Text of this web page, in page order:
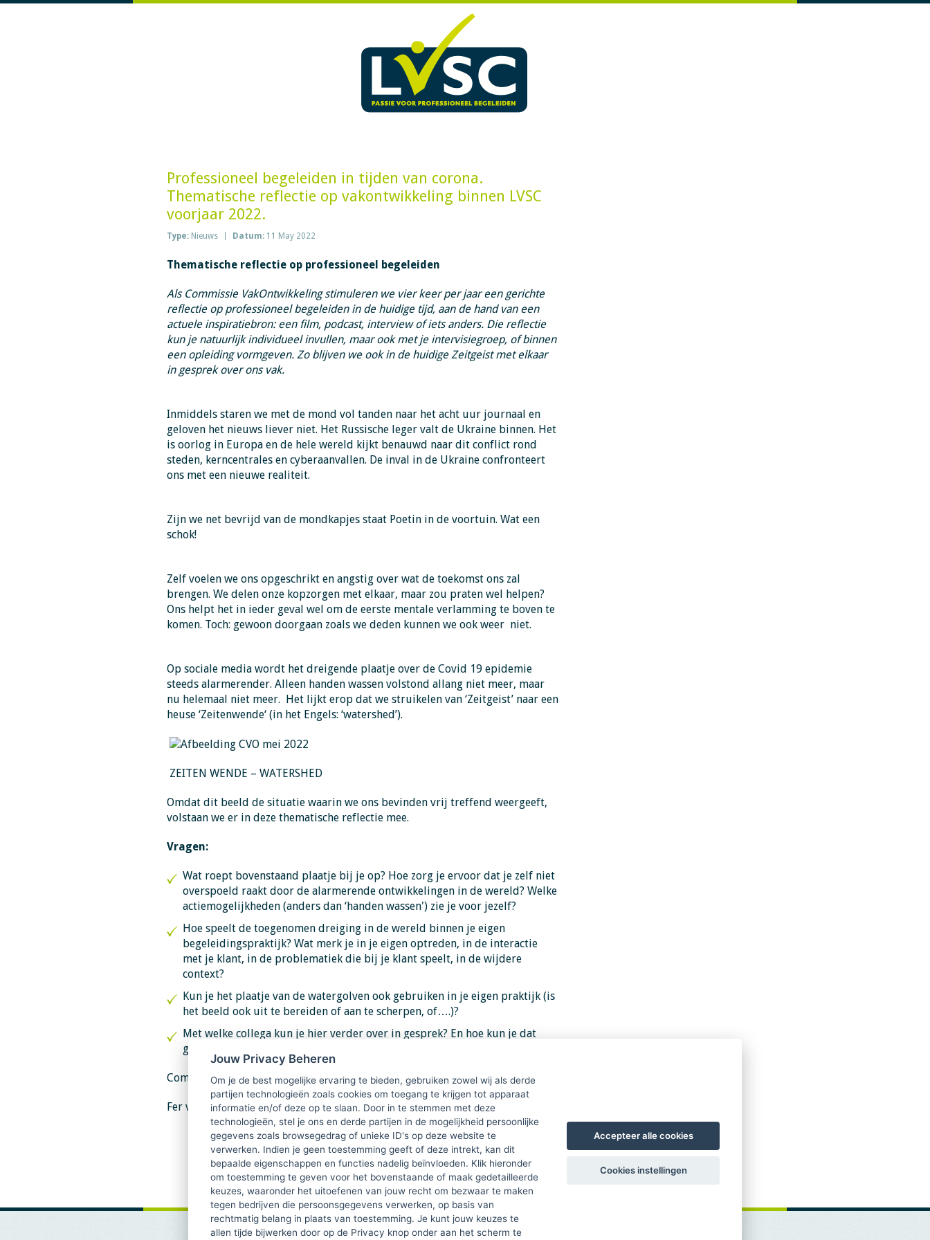
Professioneel begeleiden in tijden van corona.
Thematische reflectie op vakontwikkeling binnen LVSC
voorjaar 2022.
Type: Nieuws Datum: 11 May 2022
Thematische reflectie op professioneel begeleiden
Als Commissie VakOntwikkeling stimuleren we vier keer per jaar een gerichte
reflectie op professioneel begeleiden in de huidige tijd, aan de hand van een
actuele inspiratiebron: een film, podcast, interview of iets anders. Die reflectie
kun je natuurlijk individueel invullen, maar ook met je intervisiegroep, of binnen
een opleiding vormgeven. Zo blijven we ook in de huidige Zeitgeist met elkaar
in gesprek over ons vak.
Inmiddels staren we met de mond vol tanden naar het acht uur journaal en
geloven het nieuws liever niet. Het Russische leger valt de Ukraine binnen. Het
is oorlog in Europa en de hele wereld kijkt benauwd naar dit conflict rond
steden, kerncentrales en cyberaanvallen. De inval in de Ukraine confronteert
ons met een nieuwe realiteit.
Zijn we net bevrijd van de mondkapjes staat Poetin in de voortuin. Wat een
schok!
Zelf voelen we ons opgeschrikt en angstig over wat de toekomst ons zal
brengen. We delen onze kopzorgen met elkaar, maar zou praten wel helpen?
Ons helpt het in ieder geval wel om de eerste mentale verlamming te boven te
komen. Toch: gewoon doorgaan zoals we deden kunnen we ook weer niet.
Op sociale media wordt het dreigende plaatje over de Covid 19 epidemie
steeds alarmerender. Alleen handen wassen volstond allang niet meer, maar
nu helemaal niet meer. Het lijkt erop dat we struikelen van ‘Zeitgeist’ naar een
heuse ‘Zeitenwende‘ (in het Engels: ‘watershed’).
ZEITEN WENDE – WATERSHED
Omdat dit beeld de situatie waarin we ons bevinden vrij treffend weergeeft,
volstaan we er in deze thematische reflectie mee.
Vragen:
Wat roept bovenstaand plaatje bij je op? Hoe zorg je ervoor dat je zelf niet
overspoeld raakt door de alarmerende ontwikkelingen in de wereld? Welke
actiemogelijkheden (anders dan ‘handen wassen') zie je voor jezelf?
Hoe speelt de toegenomen dreiging in de wereld binnen je eigen
begeleidingspraktijk? Wat merk je in je eigen optreden, in de interactie
met je klant, in de problematiek die bij je klant speelt, in de wijdere
context?
Kun je het plaatje van de watergolven ook gebruiken in je eigen praktijk (is
het beeld ook uit te bereiden of aan te scherpen, of….)?
Met welke collega kun je hier verder over in gesprek? En hoe kun je dat
gesprek verder voortzetten met anderen?
Commissie VakOntwikkeling LVSC
Fer van den Boomen, Jetty de Groot en Annette Perino
Jouw Privacy Beheren
Om je de best mogelijke ervaring te bieden, gebruiken zowel wij als derde
partijen technologieën zoals cookies om toegang te krijgen tot apparaat
informatie en/of deze op te slaan. Door in te stemmen met deze
technologieën, stel je ons en derde partijen in de mogelijkheid persoonlijke
gegevens zoals browsegedrag of unieke ID's op deze website te
verwerken. Indien je geen toestemming geeft of deze intrekt, kan dit
bepaalde eigenschappen en functies nadelig beïnvloeden. Klik hieronder
om toestemming te geven voor het bovenstaande of maak gedetailleerde
keuzes, waaronder het uitoefenen van jouw recht om bezwaar te maken
tegen bedrijven die persoonsgegevens verwerken, op basis van
rechtmatig belang in plaats van toestemming. Je kunt jouw keuzes te
allen tijde bijwerken door op de Privacy knop onder aan het scherm te
Accepteer alle cookies
Cookies instellingen